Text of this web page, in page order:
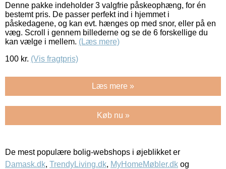
Denne pakke indeholder 3 valgfrie påskeophæng, for én
bestemt pris. De passer perfekt ind i hjemmet i
påskedagene, og kan evt. hænges op med snor, eller på en
væg. Scroll i gennem billederne og se de 6 forskellige du
kan vælge i mellem. (Læs mere)
100 kr. (Vis fragtpris)
Læs mere »
Køb nu »
De mest populære bolig-webshops i øjeblikket er
Damask.dk, TrendyLiving.dk, MyHomeMøbler.dk og